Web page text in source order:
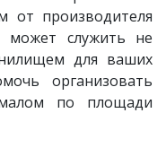
от производителя
может служить не
для ваших
организовать
по площади